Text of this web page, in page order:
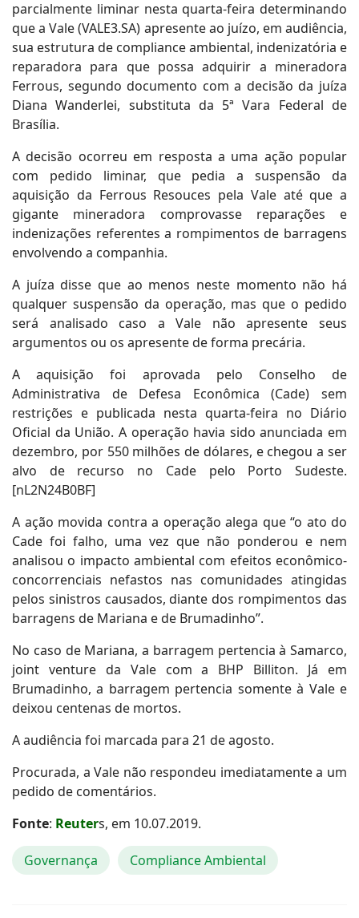
parcialmente liminar nesta quarta-feira determinando
que a Vale (VALE3.SA) apresente ao juízo, em audiência,
sua estrutura de compliance ambiental, indenizatória e
reparadora para que possa adquirir a mineradora
Ferrous, segundo documento com a decisão da juíza
Diana Wanderlei, substituta da 5ª Vara Federal de
Brasília.
A decisão ocorreu em resposta a uma ação popular
com pedido liminar, que pedia a suspensão da
aquisição da Ferrous Resouces pela Vale até que a
gigante mineradora comprovasse reparações e
indenizações referentes a rompimentos de barragens
envolvendo a companhia.
A juíza disse que ao menos neste momento não há
qualquer suspensão da operação, mas que o pedido
será analisado caso a Vale não apresente seus
argumentos ou os apresente de forma precária.
A aquisição foi aprovada pelo Conselho de
Administrativa de Defesa Econômica (Cade) sem
restrições e publicada nesta quarta-feira no Diário
Oficial da União. A operação havia sido anunciada em
dezembro, por 550 milhões de dólares, e chegou a ser
alvo de recurso no Cade pelo Porto Sudeste.
[nL2N24B0BF]
A ação movida contra a operação alega que “o ato do
Cade foi falho, uma vez que não ponderou e nem
analisou o impacto ambiental com efeitos econômico-
concorrenciais nefastos nas comunidades atingidas
pelos sinistros causados, diante dos rompimentos das
barragens de Mariana e de Brumadinho”.
No caso de Mariana, a barragem pertencia à Samarco,
joint venture da Vale com a BHP Billiton. Já em
Brumadinho, a barragem pertencia somente à Vale e
deixou centenas de mortos.
A audiência foi marcada para 21 de agosto.
Procurada, a Vale não respondeu imediatamente a um
pedido de comentários.
Fonte: Reuters, em 10.07.2019.
Governança Compliance Ambiental